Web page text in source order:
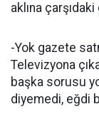
aklına
-Yok gazete
Televizyona
başka sorusu
diyemedi, eğdi